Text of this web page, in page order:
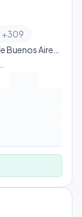
+309